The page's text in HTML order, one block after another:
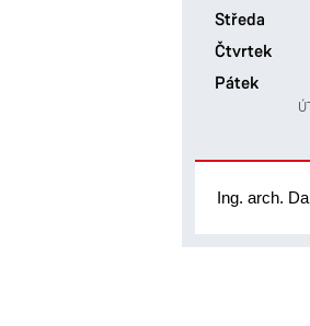
Středa
Čtvrtek
Pátek
Ing. arch.